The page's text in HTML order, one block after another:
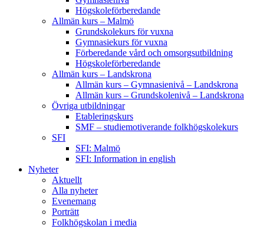
Högskoleförberedande
Allmän kurs – Malmö
Grundskolekurs för vuxna
Gymnasiekurs för vuxna
Förberedande vård och omsorgsutbildning
Högskoleförberedande
Allmän kurs – Landskrona
Allmän kurs – Gymnasienivå – Landskrona
Allmän kurs – Grundskolenivå – Landskrona
Övriga utbildningar
Etableringskurs
SMF – studiemotiverande folkhögskolekurs
SFI
SFI: Malmö
SFI: Information in english
Nyheter
Aktuellt
Alla nyheter
Evenemang
Porträtt
Folkhögskolan i media